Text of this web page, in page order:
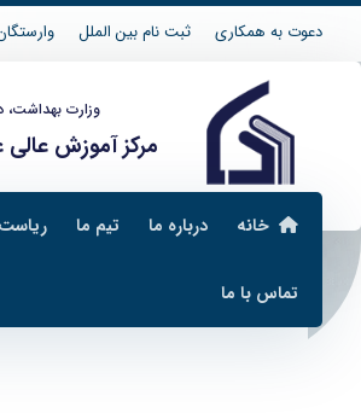
دعوت به همکاری ثبت نام بین الملل
وزارت
مرکز آموزش
خانه درباره ما تیم ما ریاست
تماس با ما